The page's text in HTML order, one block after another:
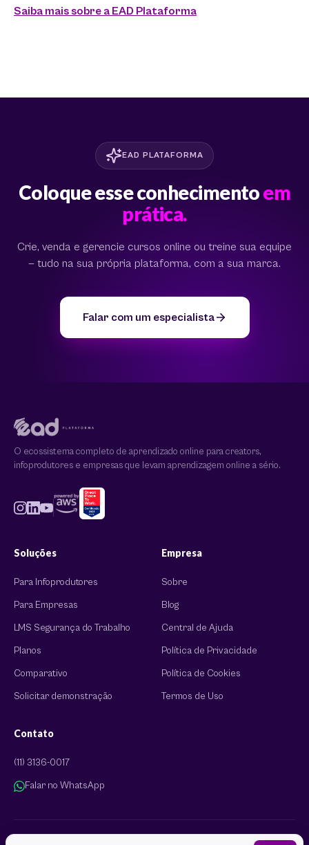
Saiba mais sobre a EAD Plataforma
EAD PLATAFORMA
Coloque esse conhecimentoem
prática.
Crie, venda e gerencie cursos online ou treine sua equipe
— tudo na sua própria plataforma, com a sua marca.
Falar com um especialista
O ecossistema completo de aprendizado online para creators,
infoprodutores e empresas que levam aprendizagem online a sério.
Soluções
Para Infoprodutores
Para Empresas
LMS Segurança do Trabalho
Planos
Comparativo
Solicitar demonstração
Empresa
Sobre
Blog
Central de Ajuda
Política de Privacidade
Política de Cookies
Termos de Uso
Contato
(11) 3136-0017
Falar no WhatsApp